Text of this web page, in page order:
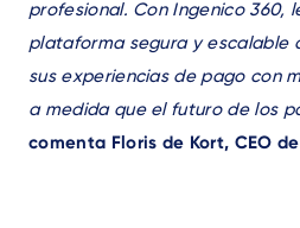
profesional. Con Ingenico 360,
plataforma segura y escalable
sus experiencias de pago con
a medida que el futuro de los
comenta Floris de Kort, CEO